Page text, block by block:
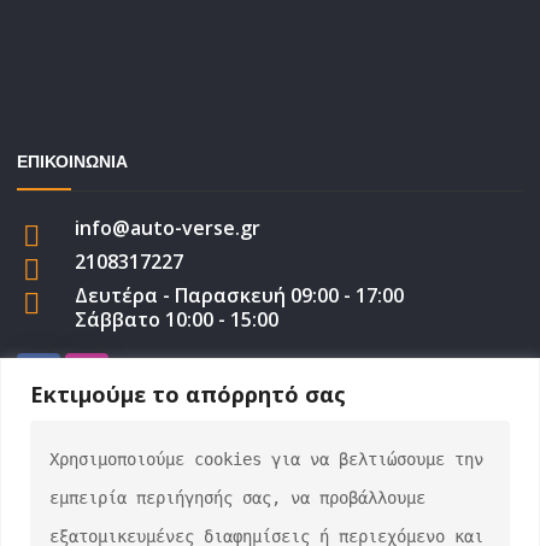
Εκτιμούμε το απόρρητό σας
Χρησιμοποιούμε cookies για να βελτιώσουμε την
εμπειρία περιήγησής σας, να προβάλλουμε
εξατομικευμένες διαφημίσεις ή περιεχόμενο και
ΕΠΙΚΟΙΝΩΝΙΑ
info@auto-verse.gr
2108317227
Δευτέρα - Παρασκευή 09:00 - 17:00
Σάββατο 10:00 - 15:00
auto-verse.gr ©2022 | Development by George
Efstratiou